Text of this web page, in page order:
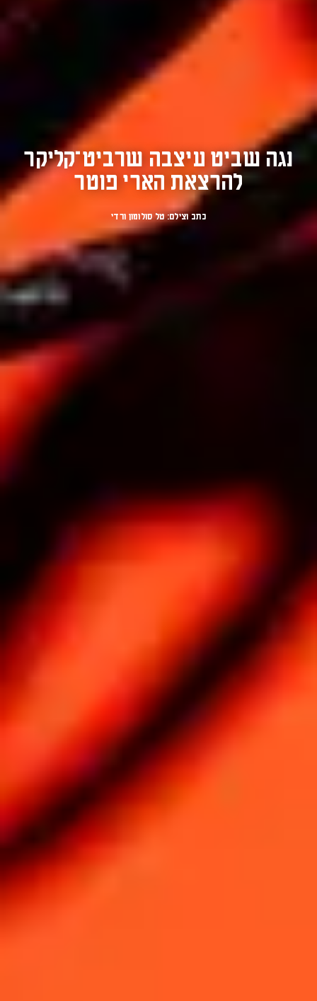
נגה שביט עיצבה שרביט־קליקר
להרצאת הארי פוטר
כתב וצילם: טל סולומון ורדי